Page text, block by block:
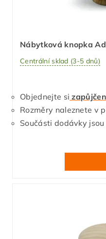
Nábytková knopka
Centrální sklad (3-5 dnů)
Objednejte si
Rozměry naleznete v
Součásti dodávky